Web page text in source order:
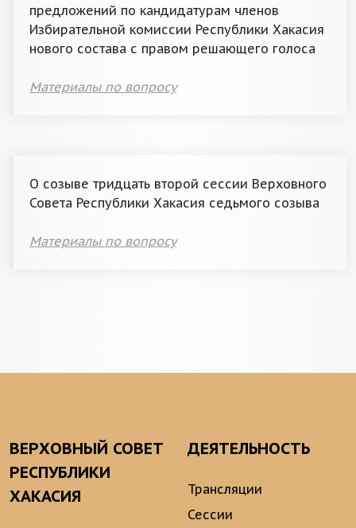
предложений по кандидатурам членов
Избирательной комиссии Республики Хакасия
нового состава с правом решающего голоса
Материалы по вопросу
О созыве тридцать второй сессии Верховного
Совета Республики Хакасия седьмого созыва
Материалы по вопросу
ВЕРХОВНЫЙ СОВЕТ
РЕСПУБЛИКИ
ХАКАСИЯ
ДЕЯТЕЛЬНОСТЬ
Трансляции
Сессии